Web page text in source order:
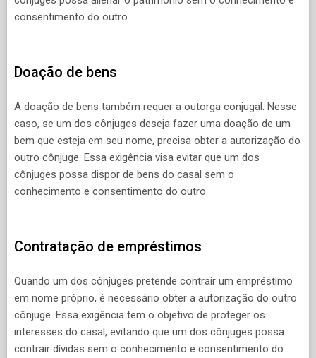
consentimento do outro.
Doação de bens
A doação de bens também requer a outorga conjugal. Nesse
caso, se um dos cônjuges deseja fazer uma doação de um
bem que esteja em seu nome, precisa obter a autorização do
outro cônjuge. Essa exigência visa evitar que um dos
cônjuges possa dispor de bens do casal sem o
conhecimento e consentimento do outro.
Contratação de empréstimos
Quando um dos cônjuges pretende contrair um empréstimo
em nome próprio, é necessário obter a autorização do outro
cônjuge. Essa exigência tem o objetivo de proteger os
interesses do casal, evitando que um dos cônjuges possa
contrair dívidas sem o conhecimento e consentimento do